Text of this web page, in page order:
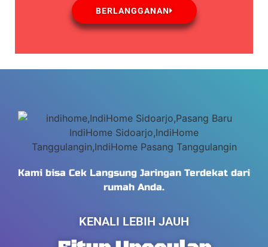
BERLANGGANAN
Kami bisa Cek Langsung Jaringan Terdekat dari
rumah Anda.
KENALI LEBIH JAUH